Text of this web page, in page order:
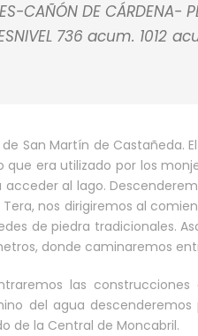
CAÑÓN DE CÁRDENA-
736 acum. 1012
San Martín de Castañeda.
que era utilizado por los
acceder al lago.
nos dirigiremos al
de piedra tradicionales.
donde caminaremos
las
del agua
de la Central de Moncabril.